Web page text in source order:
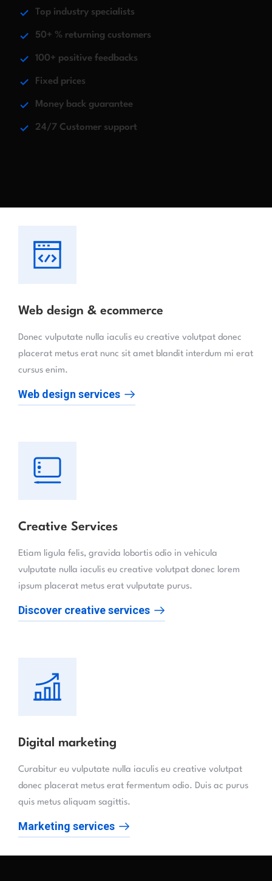
Top industry specialists
50+ % returning customers
100+ positive feedbacks
Fixed prices
Money back guarantee
24/7 Customer support
Web design & ecommerce
Donec vulputate nulla iaculis eu creative volutpat donec
placerat metus erat nunc sit amet blandit interdum mi erat
cursus enim.
Web design services
Creative Services
Etiam ligula felis, gravida lobortis odio in vehicula
vulputate nulla iaculis eu creative volutpat donec lorem
ipsum placerat metus erat vulputate purus.
Discover creative services
Digital marketing
Curabitur eu vulputate nulla iaculis eu creative volutpat
donec placerat metus erat fermentum odio. Duis ac purus
quis metus aliquam sagittis.
Marketing services